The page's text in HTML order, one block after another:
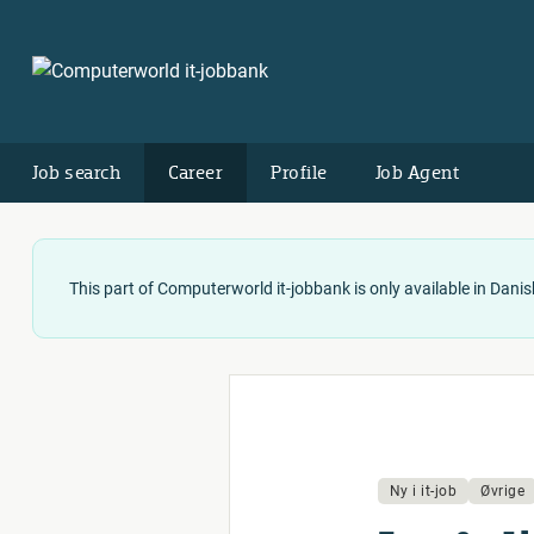
Job search Career Profile Job Agent
This part of Computerworld it-jobbank is only available in
Ny i it-job Øvrige